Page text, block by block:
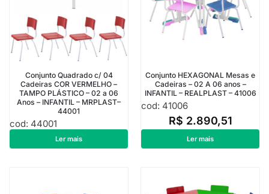
Conjunto Quadrado c/ 04
Cadeiras COR VERMELHO –
TAMPO PLÁSTICO – 02 a 06
Anos – INFANTIL – MRPLAST–
44001
cod: 44001
1.040,55
Ler mais
Conjunto HEXAGONAL Mesas e
Cadeiras – 02 A 06 anos –
INFANTIL – REALPLAST – 41006
cod: 41006
R$ 2.890,51
Ler mais